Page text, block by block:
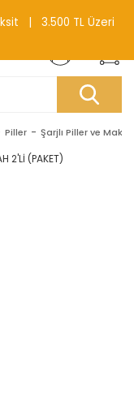
Piller Şarjlı Piller ve
| 3.500 TL Üzeri